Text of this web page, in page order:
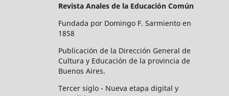
Revista Anales de la Educación Común
Fundada por Domingo F. Sarmiento en
1858
Publicación de la Dirección General de
Cultura y Educación de la provincia de
Buenos Aires.
Tercer siglo - Nueva etapa digital y